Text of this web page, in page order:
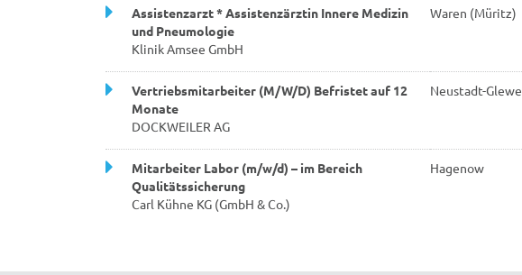
Assistenzarzt * Assistenzärztin Innere Medizin
und Pneumologie
Klinik Amsee GmbH
Waren (Müritz)
Vertriebsmitarbeiter (M/W/D) Befristet auf 12
Monate
DOCKWEILER AG
Neustadt-Glewe
Mitarbeiter Labor (m/w/d) – im Bereich
Qualitätssicherung
Carl Kühne KG (GmbH & Co.)
Hagenow